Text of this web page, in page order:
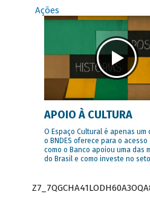
Ações
APOIO À CULTURA
O Espaço Cultural é apenas um
o BNDES oferece para o
como o Banco apoiou uma das
do Brasil e como investe no